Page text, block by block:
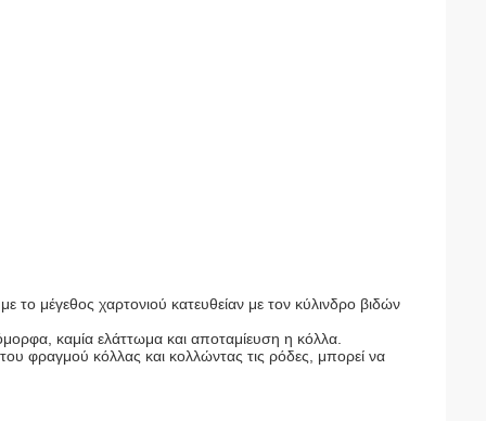
μέγεθος χαρτονιού κατευθείαν με τον κύλινδρο βιδών
καμία ελάττωμα και αποταμίευση η κόλλα.
φραγμού κόλλας και κολλώντας τις ρόδες, μπορεί να